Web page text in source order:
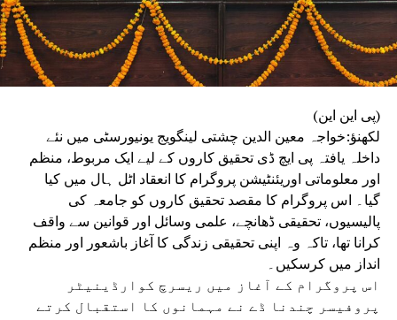
(پی این این)
لکھنؤ:خواجہ معین الدین چشتی لینگویج یونیورسٹی میں نئے
داخلہ یافتہ پی ایچ ڈی تحقیق کاروں کے لیے ایک مربوط، منظم
اور معلوماتی اوریئنٹیشن پروگرام کا انعقاد اٹل ہال میں کیا
گیا۔ اس پروگرام کا مقصد تحقیق کاروں کو جامعہ کی
پالیسیوں، تحقیقی ڈھانچے، علمی وسائل اور قوانین سے واقف
کرانا تھا، تاکہ وہ اپنی تحقیقی زندگی کا آغاز باشعور اور منظم
انداز میں کرسکیں۔
اس پروگرام کے آغاز میں ریسرچ کوارڈینیٹر
پروفیسر چندنا ڈے نے مہمانوں کا استقبال کرتے